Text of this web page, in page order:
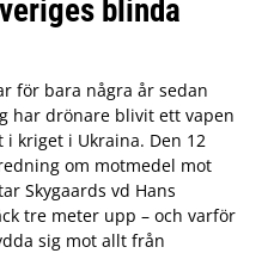
blinda
för bara några år sedan
har drönare blivit ett vapen
kriget i Ukraina. Den 12
om motmedel mot
Skygaards vd Hans
tre meter upp – och varför
sig mot allt från